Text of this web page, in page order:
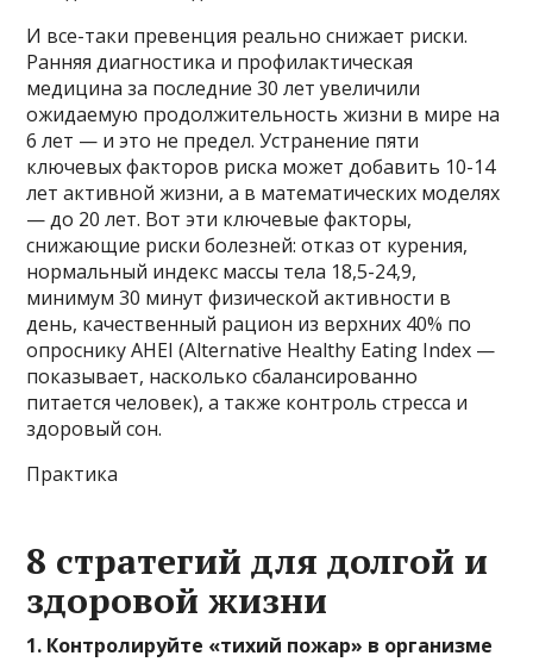
И все-таки превенция реально снижает риски.
Ранняя диагностика и профилактическая
медицина за последние 30 лет увеличили
ожидаемую продолжительность жизни в мире на
6 лет — и это не предел. Устранение пяти
ключевых факторов риска может добавить 10-14
лет активной жизни, а в математических моделях
— до 20 лет. Вот эти ключевые факторы,
снижающие риски болезней: отказ от курения,
нормальный индекс массы тела 18,5-24,9,
минимум 30 минут физической активности в
день, качественный рацион из верхних 40% по
опроснику AHEI (Alternative Healthy Eating Index —
показывает, насколько сбалансированно
питается человек), а также контроль стресса и
здоровый сон.
Практика
8 стратегий для долгой и
здоровой жизни
1. Контролируйте «тихий пожар» в организме